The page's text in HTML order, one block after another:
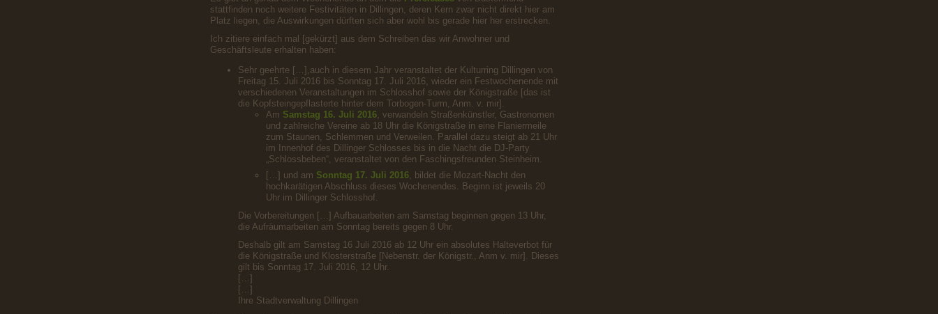
stattfinden noch weitere Festivitäten in Dillingen, deren Kern zwar nicht direkt hier am
Platz liegen, die Auswirkungen dürften sich aber wohl bis gerade hier her erstrecken.
Ich zitiere einfach mal [gekürzt] aus dem Schreiben das wir Anwohner und
Geschäftsleute erhalten haben:
Sehr geehrte […],auch in diesem Jahr veranstaltet der Kulturring Dillingen von
Freitag 15. Juli 2016 bis Sonntag 17. Juli 2016, wieder ein Festwochenende mit
verschiedenen Veranstaltungen im Schlosshof sowie der Königstraße [das ist
die Kopfsteingepflasterte hinter dem Torbogen-Turm, Anm. v. mir].
Am Samstag 16. Juli 2016, verwandeln Straßenkünstler, Gastronomen
und zahlreiche Vereine ab 18 Uhr die Königstraße in eine Flaniermeile
zum Staunen, Schlemmen und Verweilen. Parallel dazu steigt ab 21 Uhr
im Innenhof des Dillinger Schlosses bis in die Nacht die DJ-Party
„Schlossbeben“, veranstaltet von den Faschingsfreunden Steinheim.
[…] und am Sonntag 17. Juli 2016, bildet die Mozart-Nacht den
hochkarätigen Abschluss dieses Wochenendes. Beginn ist jeweils 20
Uhr im Dillinger Schlosshof.
Die Vorbereitungen […] Aufbauarbeiten am Samstag beginnen gegen 13 Uhr,
die Aufräumarbeiten am Sonntag bereits gegen 8 Uhr.
Deshalb gilt am Samstag 16 Juli 2016 ab 12 Uhr ein absolutes Halteverbot für
die Königstraße und Klosterstraße [Nebenstr. der Königstr., Anm v. mir]. Dieses
gilt bis Sonntag 17. Juli 2016, 12 Uhr.
[…]
[…]
Ihre Stadtverwaltung Dillingen